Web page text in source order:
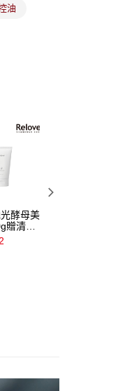
市／銀行轉
正。
油
酵母美
贈清潔